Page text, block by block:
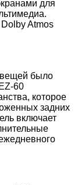
для
Atmos
вещей было
60
которое
задних
включает